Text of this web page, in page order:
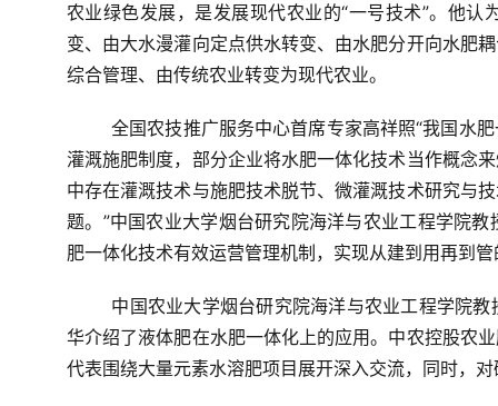
农业绿色发展，是发展现代农业的“一号技术”。他
变、由大水漫灌向定点供水转变、由水肥分开向水肥
综合管理、由传统农业转变为现代农业。
	全国农技推广服务中心首席专家高祥照“我国水肥一体化技术缺乏实用性、科学的应用技术规范标准以及合理的
灌溉施肥制度，部分企业将水肥一体化技术当作概念
中存在灌溉技术与施肥技术脱节、微灌溉技术研究与
题。”中国农业大学烟台研究院海洋与农业工程学院
肥一体化技术有效运营管理机制，实现从建到用再到
华介绍了液体肥在水肥一体化上的应用。中农控股农
代表围绕大量元素水溶肥项目展开深入交流，同时，